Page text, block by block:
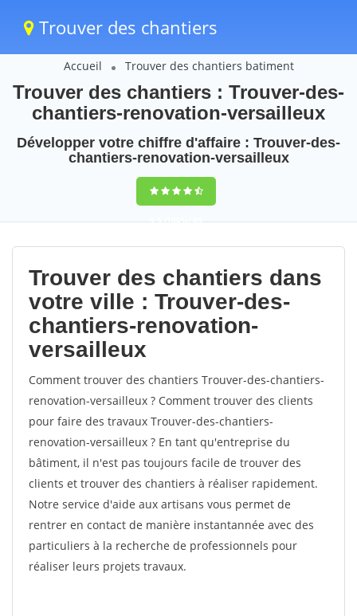
Trouver des chantiers
Accueil Trouver des chantiers batiment
Trouver des chantiers : Trouver-des-
chantiers-renovation-versailleux
Développer votre chiffre d'affaire : Trouver-des-
chantiers-renovation-versailleux
9,5(100%)85
votes
Trouver des chantiers dans
votre ville : Trouver-des-
chantiers-renovation-
versailleux
Comment trouver des chantiers Trouver-des-chantiers-
renovation-versailleux ? Comment trouver des clients
pour faire des travaux Trouver-des-chantiers-
renovation-versailleux ? En tant qu'entreprise du
bâtiment, il n'est pas toujours facile de trouver des
clients et trouver des chantiers à réaliser rapidement.
Notre service d'aide aux artisans vous permet de
rentrer en contact de manière instantannée avec des
particuliers à la recherche de professionnels pour
réaliser leurs projets travaux.